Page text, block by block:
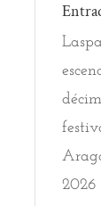
2026